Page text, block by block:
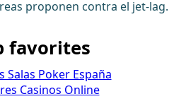
proponen contra el jet-lag.
favorites
Salas Poker España
Casinos Online